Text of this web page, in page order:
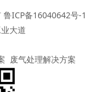
鲁ICP备16040642号-1
大道
废气处理解决方案